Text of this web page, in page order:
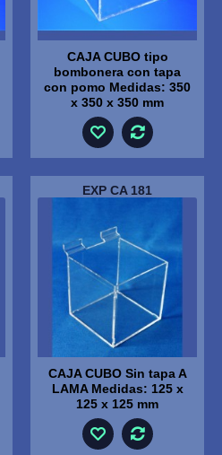
CAJA CUBO tipo
bombonera con tapa
con pomo Medidas: 350
x 350 x 350 mm
EXP CA 181
CAJA CUBO Sin tapa A
LAMA Medidas: 125 x
125 x 125 mm